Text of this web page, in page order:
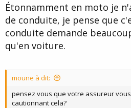
Étonnamment en moto je
de conduite, je pense que
conduite demande
qu'en voiture.
moune à dit:
pensez vous que votre assureur
cautionnant cela?